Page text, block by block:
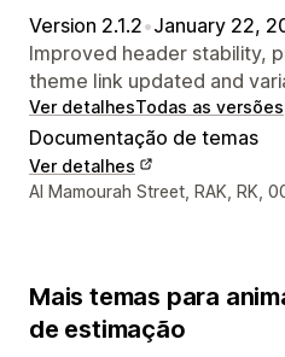
Version 2.1.2•January 22,
Improved header stability,
theme link updated and
Ver detalhesTodas as versões
Documentação de temas
Ver detalhes
Detalhes de contacto do
Al Mamourah Street, RAK, RK,
Mais temas para
de estimação